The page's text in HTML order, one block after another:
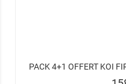
PACK 4+1 OFFERT KOI